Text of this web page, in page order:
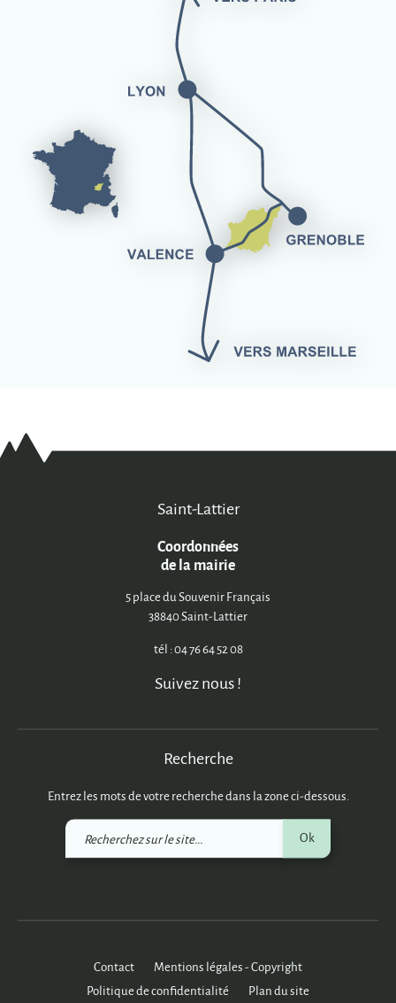
Saint-Lattier
Coordonnées
de la mairie
5 place du Souvenir Français
38840 Saint-Lattier
tél : 04 76 64 52 08
Suivez nous !
Recherche
Entrez les mots de votre recherche dans la zone ci-dessous.
Recherchez
Ok
Contact
Mentions légales - Copyright
Politique de confidentialité
Plan du site